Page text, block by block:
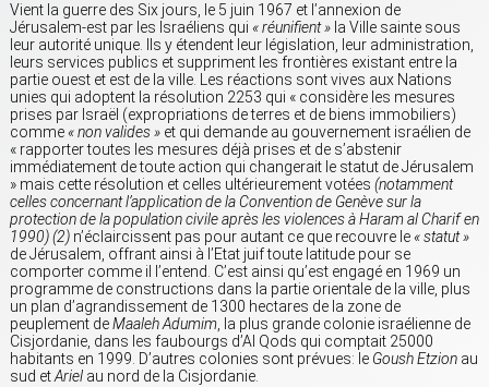
Vient la guerre des Six jours, le 5 juin 1967 et l’annexion de
Jérusalem-est par les Israéliens qui « réunifient » la Ville sainte sous
leur autorité unique. Ils y étendent leur législation, leur administration,
leurs services publics et suppriment les frontières existant entre la
partie ouest et est de la ville. Les réactions sont vives aux Nations
unies qui adoptent la résolution 2253 qui « considère les mesures
prises par Israël (expropriations de terres et de biens immobiliers)
comme« non valides » et qui demande au gouvernement israélien de
« rapporter toutes les mesures déjà prises et de s’abstenir
immédiatement de toute action qui changerait le statut de Jérusalem
» mais cette résolution et celles ultérieurement votées (notamment
celles concernant l’application de la Convention de Genève sur la
protection de la population civile après les violences à Haram al Charif en
1990) (2) n’éclaircissent pas pour autant ce que recouvre le« statut »
de Jérusalem, offrant ainsi à l’Etat juif toute latitude pour se
comporter comme il l’entend. C’est ainsi qu’est engagé en 1969 un
programme de constructions dans la partie orientale de la ville, plus
un plan d’agrandissement de 1300 hectares de la zone de
peuplement deMaaleh Adumim , la plus grande colonie israélienne de
Cisjordanie, dans les faubourgs d’Al Qods qui comptait 25000
habitants en 1999. D’autres colonies sont prévues: le Goush Etzion au
sud etAriel au nord de la Cisjordanie.